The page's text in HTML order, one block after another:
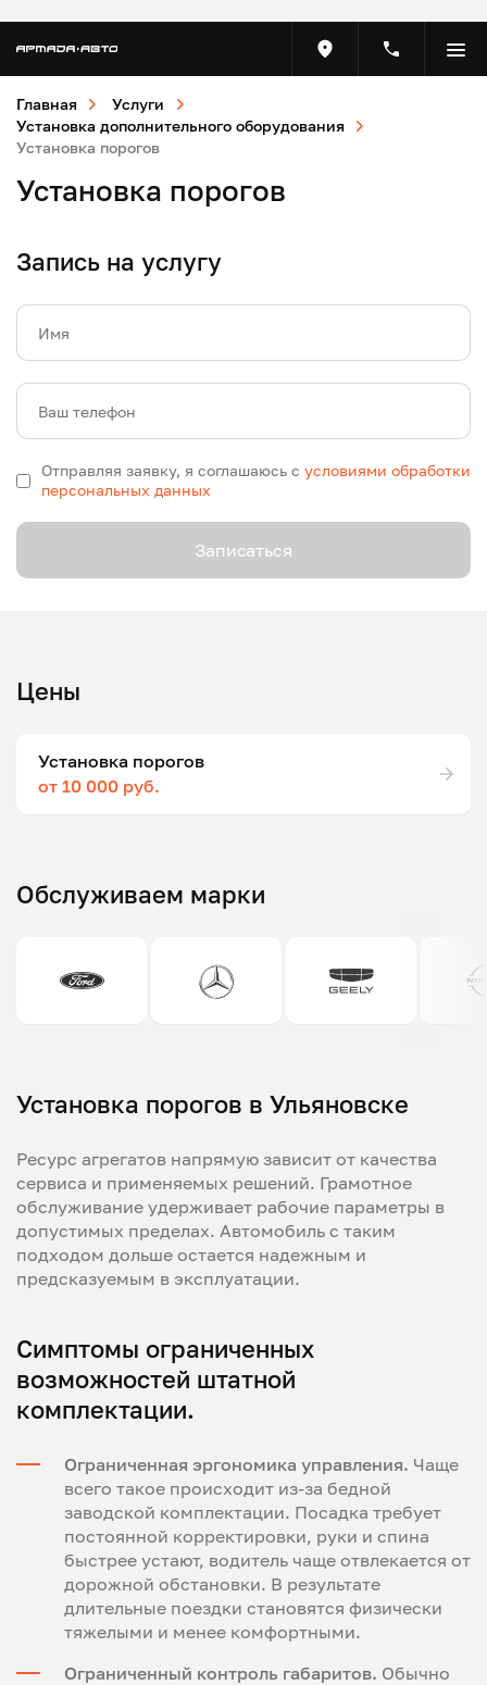
Главная
Услуги
Установка дополнительного оборудования
Установка порогов
Установка порогов
Запись на услугу
Имя
Ваш телефон
Отправляя заявку, я соглашаюсь с условиями обработки
персональных данных
Записаться
Цены
Установка порогов
от 10 000 руб.
Обслуживаем марки
Установка порогов в Ульяновске
Ресурс агрегатов напрямую зависит от качества
сервиса и применяемых решений. Грамотное
обслуживание удерживает рабочие параметры в
допустимых пределах. Автомобиль с таким
подходом дольше остается надежным и
предсказуемым в эксплуатации.
Симптомы ограниченных
возможностей штатной
комплектации.
Ограниченная эргономика управления. Чаще
всего такое происходит из-за бедной
заводской комплектации. Посадка требует
постоянной корректировки, руки и спина
быстрее устают, водитель чаще отвлекается от
дорожной обстановки. В результате
длительные поездки становятся физически
тяжелыми и менее комфортными.
Ограниченный контроль габаритов. Обычно